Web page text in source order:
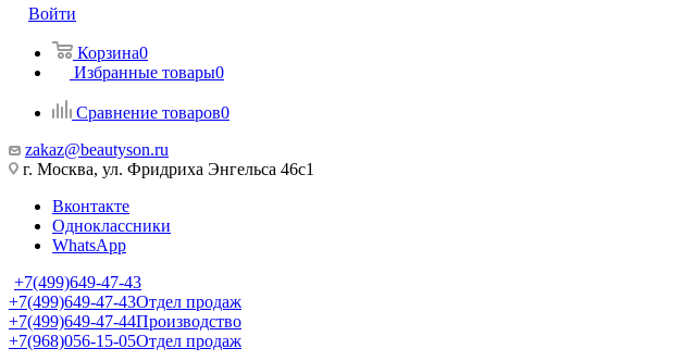
Войти
Корзина0
Избранные товары0
Сравнение товаров0
zakaz@beautyson.ru
г. Москва, ул. Фридриха Энгельса 46с1
Вконтакте
Одноклассники
WhatsApp
+7(499)649-47-43
+7(499)649-47-43Отдел продаж
+7(499)649-47-44Производство
+7(968)056-15-05Отдел продаж